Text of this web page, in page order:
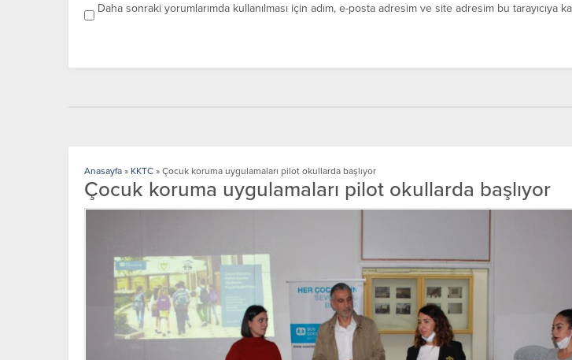
Daha sonraki yorumlarımda kullanılması için adım, e-posta adresim ve site adresim bu tarayıcıya
Anasayfa » KKTC » Çocuk koruma uygulamaları pilot okullarda başlıyor
Çocuk koruma uygulamaları pilot okullarda başlıyor